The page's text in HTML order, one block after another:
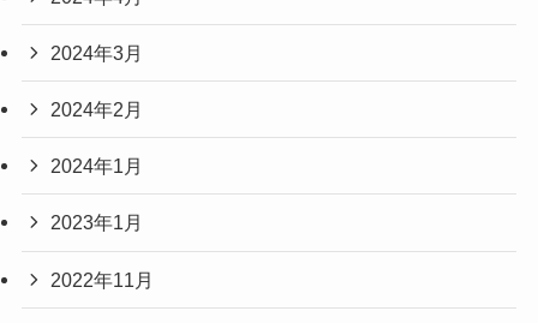
2024年3月
2024年2月
2024年1月
2023年1月
2022年11月